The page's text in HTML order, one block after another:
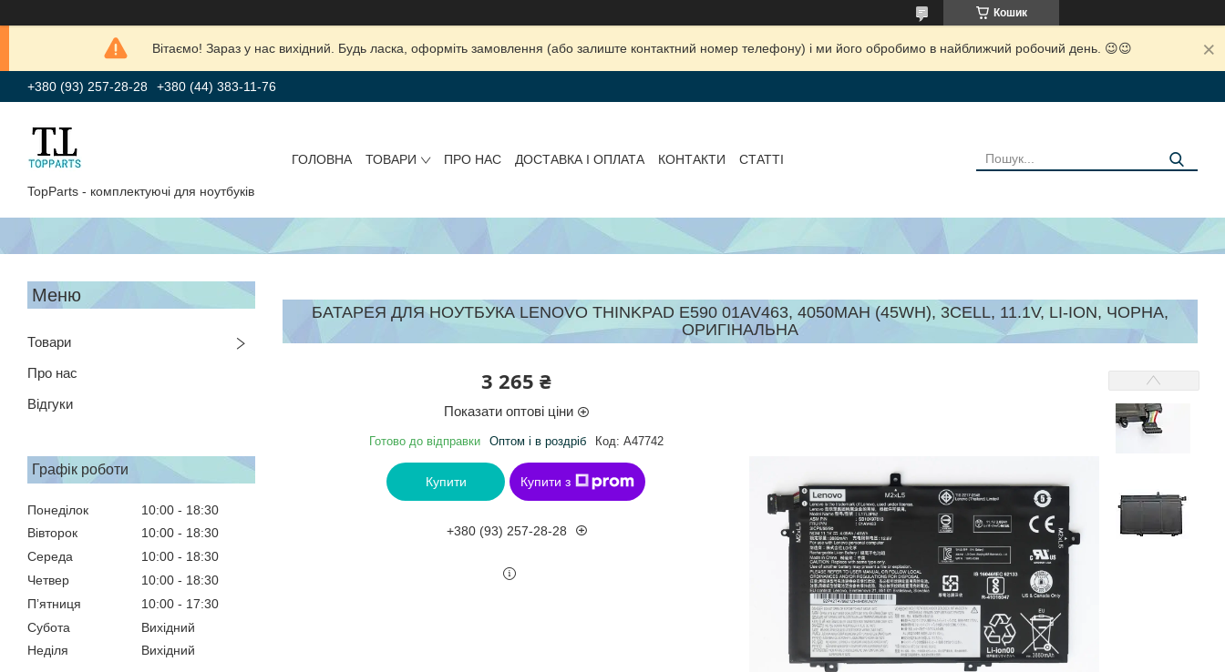
Кошик
Вітаємо! Зараз у нас вихідний. Будь ласка, оформіть замовлення (або залиште контактний номер телефону) і ми його обробимо в найближчий робочий день. 😉😉
+380 (93) 257-28-28 +380 (44) 383-11-76
TopParts - комплектуючі для ноутбуків
ГОЛОВНА ТОВАРИ ПРО НАС ДОСТАВКА І ОПЛАТА КОНТАКТИ СТАТТІ
Товари
Про нас
Відгуки
Графік роботи
Понеділок 10:00
18:30
Вівторок
10:00
18:30
Середа
10:00
18:30
Четвер
10:00
18:30
Пʼятниця
10:00
17:30
Субота
Вихідний
Неділя
Вихідний
БАТАРЕЯ ДЛЯ НОУТБУКА LENOVO THINKPAD E590 01AV463, 4050MAH (45WH), 3CELL, 11.1V, LI-ION, ЧОРНА,
ОРИГІНАЛЬНА
3 265 ₴
Показати оптові ціни
Готово до відправки Оптом і в роздріб Код: A47742
Купити Купити з
+380 (93) 257-28-28